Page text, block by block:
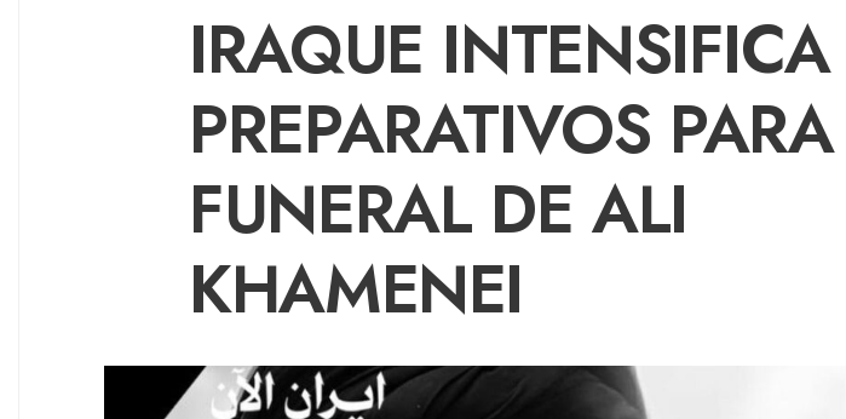
IRAQUE INTENSIFICA
PREPARATIVOS PARA
FUNERAL DE ALI
KHAMENEI